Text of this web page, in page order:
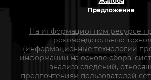
Предложение
На информационном ресурсе
рекомендательные
(информационные технологии
информации на основе сбора,
анализа сведений,
предпочтениям пользователей